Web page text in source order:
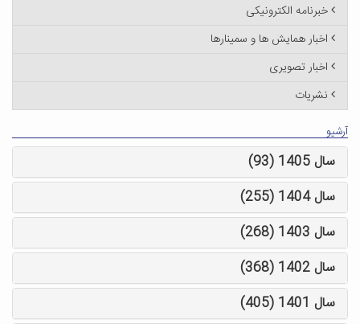
خبرنامه الکترونیکی
اخبار همایش ها و سمینارها
اخبار تصویری
نشریات
آرشیو
سال 1405 (93)
سال 1404 (255)
سال 1403 (268)
سال 1402 (368)
سال 1401 (405)